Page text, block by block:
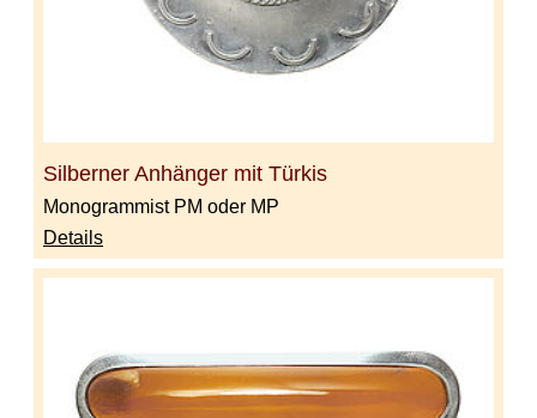
Silberner Anhänger mit Türkis
Monogrammist PM oder MP
Details